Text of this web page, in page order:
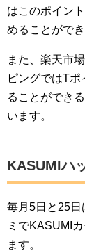
はこのポイン
めることができ
また、楽天市
ピングではT
ることができ
います。
KASUMIハ
毎月5日と25日
ミでKASUMI
ます。